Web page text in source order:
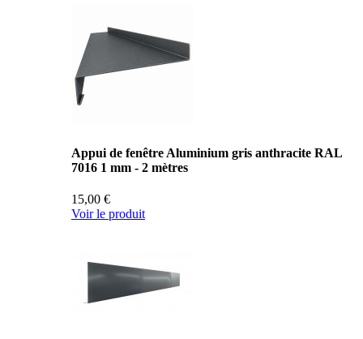
Appui de fenêtre Aluminium gris anthracite RAL
7016 1 mm - 2 mètres
15,00 €
Voir le produit